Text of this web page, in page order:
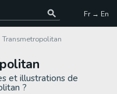
Fr → En
Transmetropolitan
et illustrations de
?